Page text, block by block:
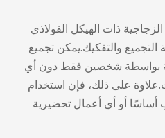
ذات الهيكل الفولاذي
والتفكيك.يمكن تجميع
بواسطة شخصين فقط دون أي
خلال 2-3 ساعات.علاوة على ذلك، فإن استخدام
أساسًا أو أي أعمال تحضيرية